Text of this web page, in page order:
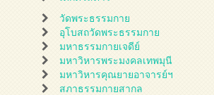
วัดพระธรรมกาย
อุโบสถวัดพระธรรมกาย
มหาธรรมกายเจดีย์
มหาวิหารพระมงคลเทพมุนี
มหาวิหารคุณยายอาจารย์ฯ
สภาธรรมกายสากล